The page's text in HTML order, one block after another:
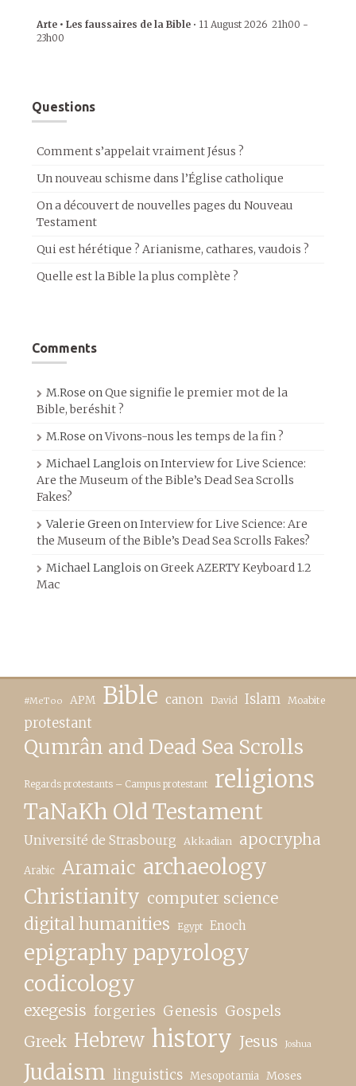
Arte • Les faussaires de la Bible • 11 August 2026 21h00 -
23h00
Questions
Comment s’appelait vraiment Jésus ?
Un nouveau schisme dans l’Église catholique
On a découvert de nouvelles pages du Nouveau
Testament
Qui est hérétique ? Arianisme, cathares, vaudois ?
Quelle est la Bible la plus complète ?
Comments
M.Rose onQue signifie le premier mot de la
Bible, beréshit ?
M.Rose onVivons-nous les temps de la fin ?
Michael Langlois onInterview for Live Science:
Are the Museum of the Bible’s Dead Sea Scrolls
Fakes?
Valerie GreenonInterview for Live Science: Are
the Museum of the Bible’s Dead Sea Scrolls Fakes?
Michael Langlois onGreek AZERTY Keyboard 1.2
Mac
#MeToo APM Bible canon David Islam Moabite
protestant
Qumrân and Dead Sea Scrolls
Regards protestants – Campus protestant religions
TaNaKh Old Testament
Université de Strasbourg Akkadian apocrypha
Arabic Aramaic archaeology
Christianity computer science
digital humanities Egypt Enoch
epigraphy papyrology
codicology
exegesis forgeries Genesis Gospels
Greek Hebrew history Jesus Joshua
Judaism linguistics Mesopotamia Moses